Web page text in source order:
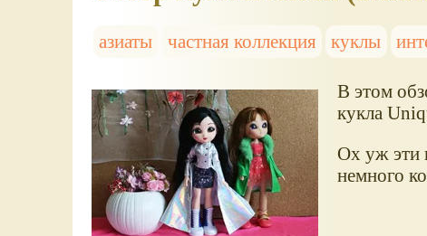
азиаты частная коллекция куклы
В этом
кукла
Ох уж эти
немного